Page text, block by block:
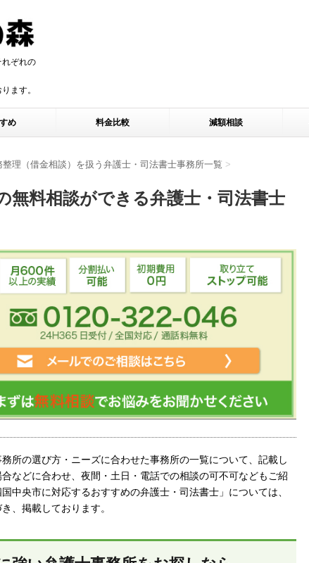
れぞれの
す。
ます。
め 料金比較 減額相談
理（借金相談）を扱う弁護士・司法書士事務所一覧 >
無料相談ができる弁護士・司法書士
所の選び方・ニーズに合わせた事務所の一覧について、記載し
などに合わせ、夜間・土日・電話での相談の可不可などもご紹
国中央市に対応するおすすめの弁護士・司法書士」については、
、掲載しております。